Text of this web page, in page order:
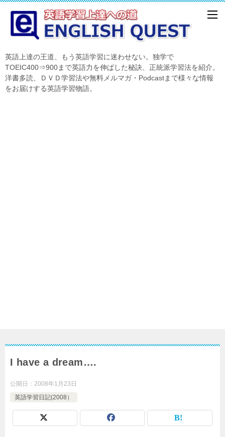
英語上達の王道、もう英語学習に迷わせない。独学で
TOEIC400⇒900まで英語力を伸ばした秘訣、正統派学習法を紹介。
洋書多読、ＤＶＤ学習法や無料メルマガ・Podcastまで様々な情報
をお届けする英語学習物語。
I have a dream….
公開日： 2008年1月23日
英語学習日記(2008）